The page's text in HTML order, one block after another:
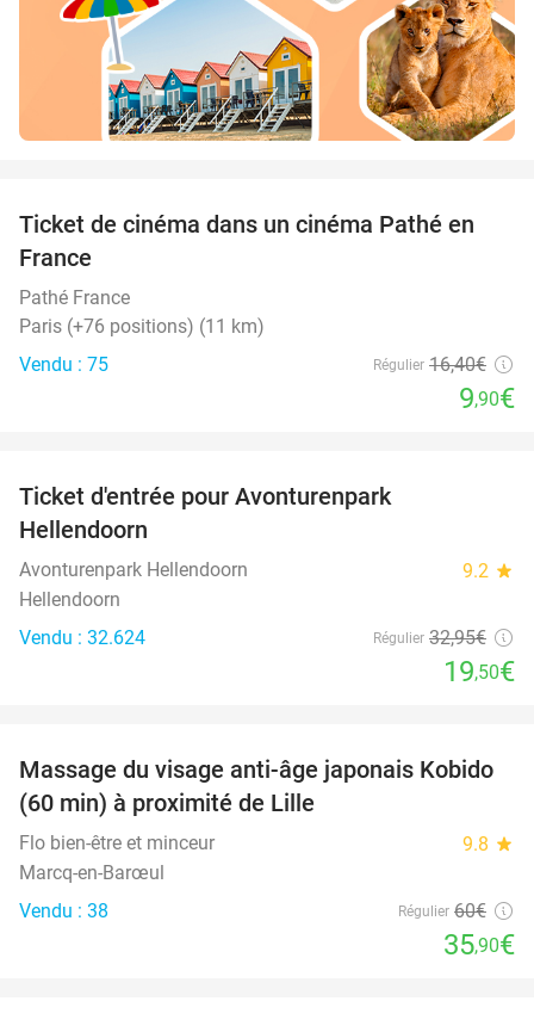
40%
Ticket de cinéma dans un cinéma Pathé en
France
Pathé France
Paris (+76 positions) (11 km)
Vendu : 75
Régulier 16,40€
9,90€
Ticket d'entrée pour Avonturenpark
Hellendoorn
Avonturenpark Hellendoorn 9.2 star
Hellendoorn
Vendu : 32.624
Régulier 32,95€
19,50€
40%
Massage du visage anti-âge japonais Kobido
(60 min) à proximité de Lille
Flo bien-être et minceur 9.8 star
Marcq-en-Barœul
Vendu : 38
Régulier 60€
35,90€